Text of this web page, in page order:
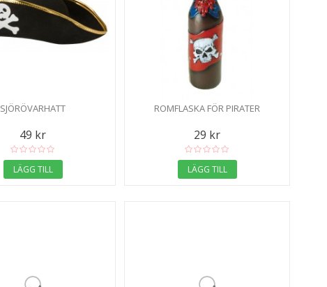
SJÖRÖVARHATT
49 kr
LÄGG TILL
ROMFLASKA FÖR PIRATER
29 kr
LÄGG TILL